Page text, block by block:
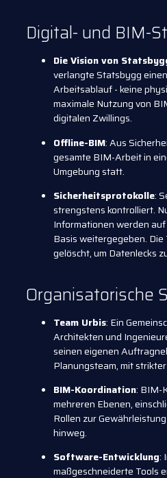
Digital- und BIM-
Die Vision von
verlangte Statsbygg
Arbeitsablauf - keine
maximale Nutzung von
digitalen Zwillings.
Offline-BIM: Aus
gesamte BIM-Arbeit in
Umgebung statt.
Sicherheitsprotokolle:
strengstens kontrolliert.
Informationen werden
Basis weitergegeben.
gelöscht, um Datenlecks
Organisatorische
Team Urbis: Ein
Architekten und
seinen eigenen
Planungsteam, mit
BIM-Koordination: BIM-
mehreren Ebenen,
Rollen zur
hinweg.
Software-Entwicklung:
maßgeschneiderte Tools